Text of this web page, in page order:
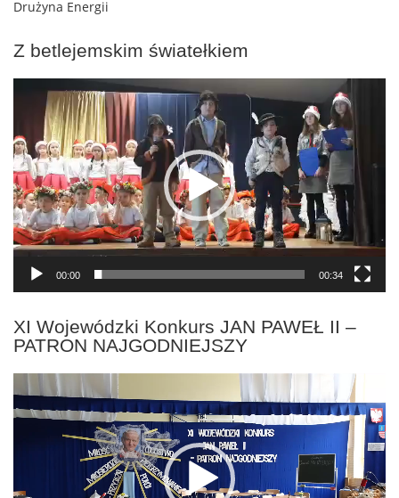
Drużyna Energii
Z betlejemskim światełkiem
Odtwarzacz
00:00 00:34
XI Wojewódzki Konkurs JAN PAWEŁ II –
PATRON NAJGODNIEJSZY
Odtwarzacz
video